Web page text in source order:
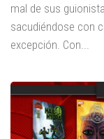
mal de sus
sacudiéndose con
excepción. Con...